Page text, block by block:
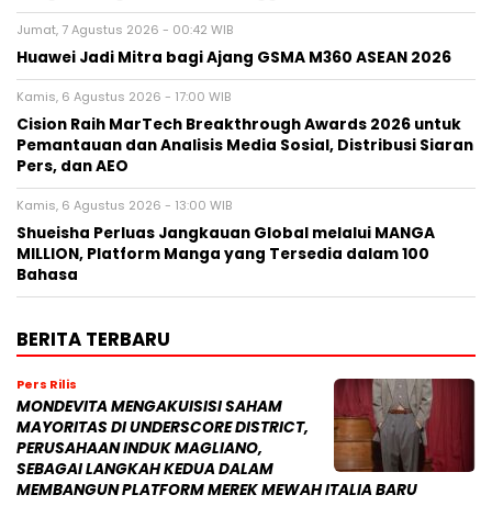
Jumat, 7 Agustus 2026 - 00:42 WIB
Huawei Jadi Mitra bagi Ajang GSMA M360 ASEAN 2026
Kamis, 6 Agustus 2026 - 17:00 WIB
Cision Raih MarTech Breakthrough Awards 2026 untuk
Pemantauan dan Analisis Media Sosial, Distribusi Siaran
Pers, dan AEO
Kamis, 6 Agustus 2026 - 13:00 WIB
Shueisha Perluas Jangkauan Global melalui MANGA
MILLION, Platform Manga yang Tersedia dalam 100
Bahasa
BERITA TERBARU
Pers Rilis
MONDEVITA MENGAKUISISI SAHAM
MAYORITAS DI UNDERSCORE DISTRICT,
PERUSAHAAN INDUK MAGLIANO,
SEBAGAI LANGKAH KEDUA DALAM
MEMBANGUN PLATFORM MEREK MEWAH ITALIA BARU